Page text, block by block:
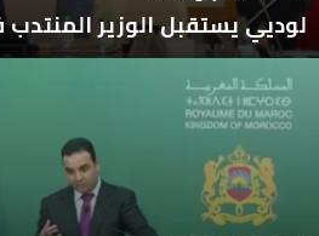
لوديي يستقبل الوزير المنتدب